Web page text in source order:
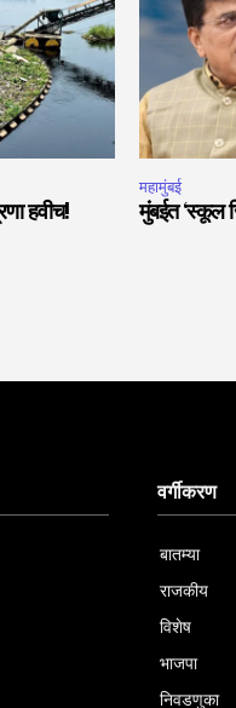
हवीच!
महामुंबई
मुंबईत ‘स्कूल
वर्गीकरण
बातम्या
राजकीय
विशेष
भाजपा
निवडणुका